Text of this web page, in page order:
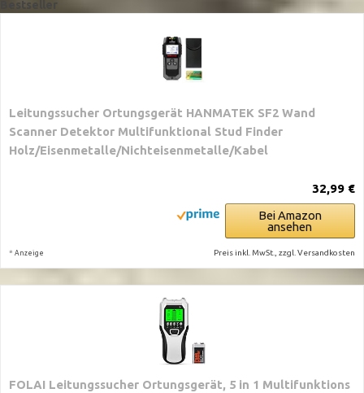
Bestseller
Leitungssucher Ortungsgerät HANMATEK SF2 Wand
Scanner Detektor Multifunktional Stud Finder
Holz/Eisenmetalle/Nichteisenmetalle/Kabel
32,99 €
Bei Amazon
ansehen
* Anzeige Preis inkl. MwSt., zzgl. Versandkosten
FOLAI Leitungssucher Ortungsgerät, 5 in 1 Multifunktions